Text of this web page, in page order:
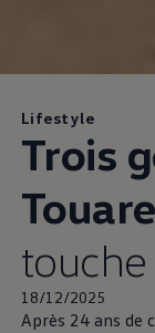
Lifestyle
Trois
18/12/2025
Après 24 ans de